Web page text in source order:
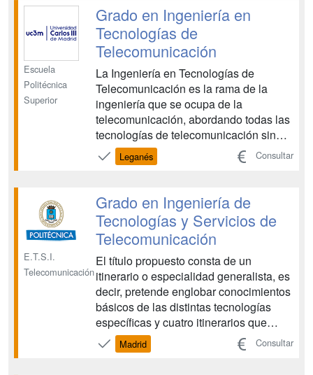
que unido a la teoría recibirás una
formación integral con el obje...
Escuela
Politécnica
Superior
Grado en Ingeniería en
Tecnologías de
Telecomunicación
La Ingeniería en Tecnologías de
Telecomunicación es la rama de la
ingeniería que se ocupa de la
telecomunicación, abordando todas las
tecnologías de telecomunicación sin
limitarse a una especialidad concreta
de las cuatro posibles: sistemas de
audiovisuales y electrónica. Las
telecomunicaciones han supuesto u...
Leganés Consultar
E.T.S.I.
Telecomunicación
Grado en Ingeniería de
Tecnologías y Servicios de
Telecomunicación
El título propuesto consta de un
itinerario o especialidad generalista, es
decir, pretende englobar conocimientos
básicos de las distintas tecnologías
específicas y cuatro itinerarios que
darán acceso a la profesión regulada
de Ingeniero Técnico de
Madrid Consultar